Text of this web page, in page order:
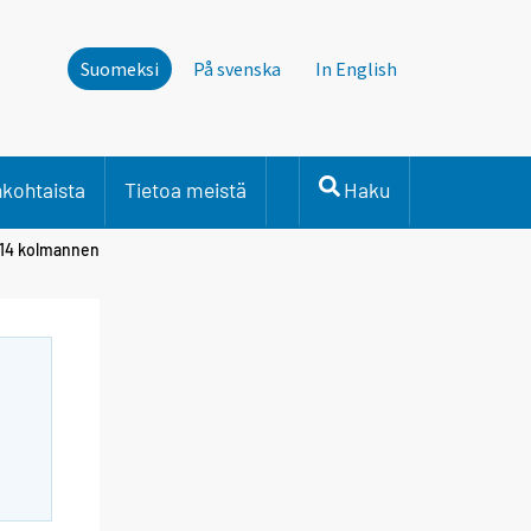
Suomeksi På svenska In English
Tietoa meistä Haku
kolmannen